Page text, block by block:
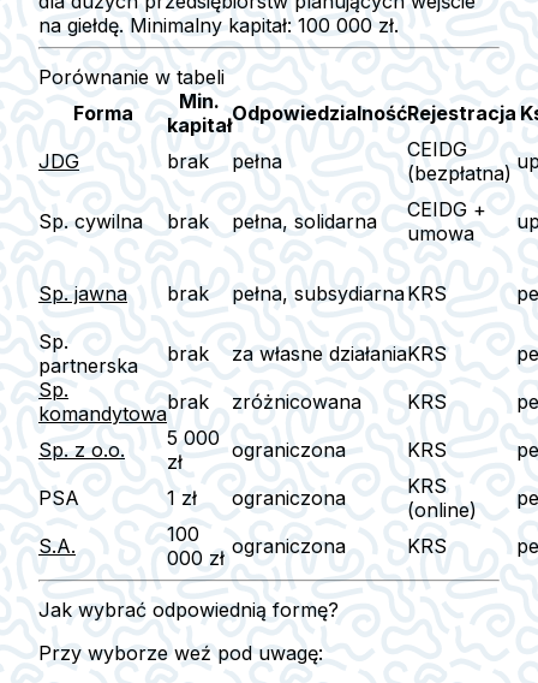
na giełdę. Minimalny kapitał: 100 000 zł.
Porównanie w tabeli
Forma
Min.
kapitałOdpowiedzialnośćRejestracja
JDG
brak pełna
CEIDG
(bezpłatna)
Sp. cywilna brak pełna, solidarna
CEIDG +
umowa
Sp. jawna brak pełna, subsydiarnaKRS
Sp.
partnerska
brak za własne działaniaKRS
Sp.
komandytowabrak zróżnicowana KRS
Sp. z o.o.
5 000
zł
ograniczona KRS
PSA
1 zł ograniczona
KRS
(online)
S.A.
100
000 zł ograniczona KRS
Jak wybrać odpowiednią formę?
Przy wyborze weź pod uwagę: